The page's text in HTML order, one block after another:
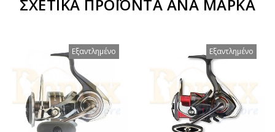
ΣΧΕΤΙΚΆ ΠΡΟΪΌΝΤΑ ΑΝΆ ΜΆΡΚΑ
Εξαντλημένο Εξαντλημένο